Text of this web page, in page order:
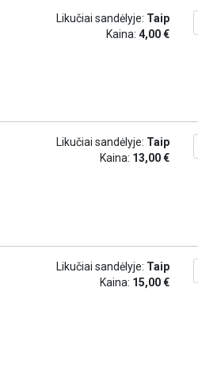
Likučiai sandėlyje: Taip
Kaina: 4,00 €
Likučiai sandėlyje: Taip
Kaina: 13,00 €
Likučiai sandėlyje: Taip
Kaina: 15,00 €